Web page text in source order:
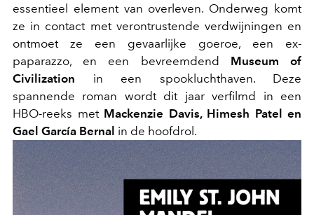
essentieel element van overleven. Onderweg komt
ze in contact met verontrustende verdwijningen en
ontmoet ze een gevaarlijke goeroe, een ex-
paparazzo, en een bevreemdend Museum of
Civilization in een spookluchthaven. Deze
spannende roman wordt dit jaar verfilmd in een
HBO-reeks met Mackenzie Davis, Himesh Patel en
Gael García Bernal in de hoofdrol.